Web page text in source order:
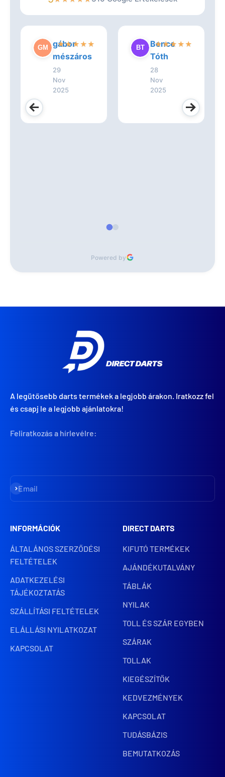
gábor
mészáros
29
Nov
2025
★★★★★
Bence
Tóth
28
Nov
2025
★★★★★
Powered by
A legütősebb darts termékek a legjobb árakon. Iratkozz fel
és csapj le a legjobb ajánlatokra!
Feliratkozás a hírlevélre:
Email
Iratkozz fel
INFORMÁCIÓK
ÁLTALÁNOS SZERZŐDÉSI
FELTÉTELEK
ADATKEZELÉSI
TÁJÉKOZTATÁS
SZÁLLÍTÁSI FELTÉTELEK
ELÁLLÁSI NYILATKOZAT
KAPCSOLAT
DIRECT DARTS
KIFUTÓ TERMÉKEK
AJÁNDÉKUTALVÁNY
TÁBLÁK
NYILAK
TOLL ÉS SZÁR EGYBEN
SZÁRAK
TOLLAK
KIEGÉSZÍTŐK
KEDVEZMÉNYEK
KAPCSOLAT
TUDÁSBÁZIS
BEMUTATKOZÁS